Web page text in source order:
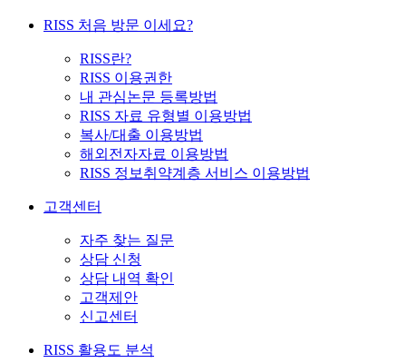
RISS 처음 방문 이세요?
RISS란?
RISS 이용권한
내 관심논문 등록방법
RISS 자료 유형별 이용방법
복사/대출 이용방법
해외전자자료 이용방법
RISS 정보취약계층 서비스 이용방법
고객센터
자주 찾는 질문
상담 신청
상담 내역 확인
고객제안
신고센터
RISS 활용도 분석